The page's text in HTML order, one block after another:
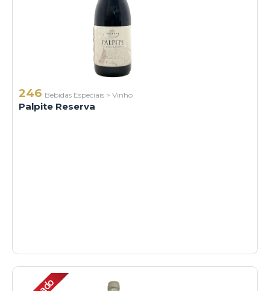
246 Bebidas Especiais > Vinho
Palpite Reserva